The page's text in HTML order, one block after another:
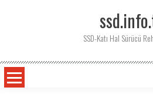
SSD-Katı Hal Sürücü